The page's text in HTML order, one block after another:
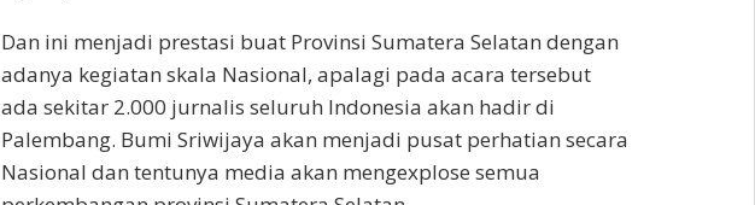
Dan ini menjadi prestasi buat Provinsi Sumatera Selatan dengan
adanya kegiatan skala Nasional, apalagi pada acara tersebut
ada sekitar 2.000 jurnalis seluruh Indonesia akan hadir di
Palembang. Bumi Sriwijaya akan menjadi pusat perhatian secara
Nasional dan tentunya media akan mengexplose semua